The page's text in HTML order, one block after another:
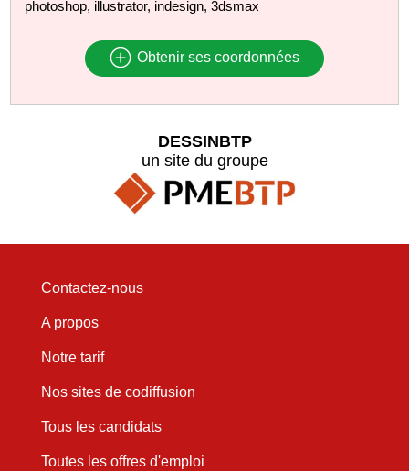
photoshop, illustrator, indesign, 3dsmax
Obtenir ses coordonnées
DESSINBTP
un site du groupe
Contactez-nous
A propos
Notre tarif
Nos sites de codiffusion
Tous les candidats
Toutes les offres d'emploi